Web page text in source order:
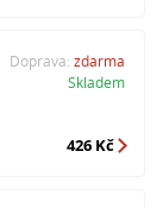
Doprava: zdarma
Skladem
426 Kč